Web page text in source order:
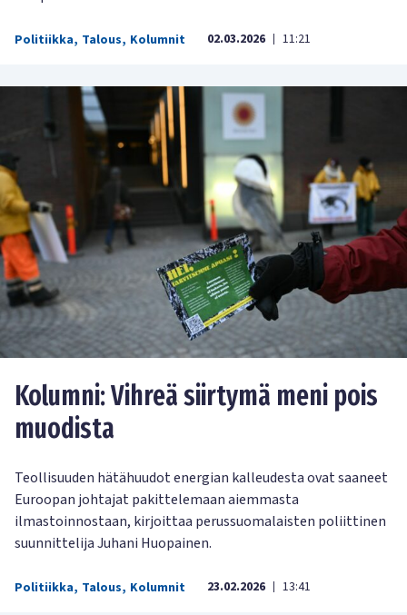
Politiikka, Talous, Kolumnit 02.03.2026 | 11:21
Kolumni: Vihreä siirtymä meni pois
muodista
Teollisuuden hätähuudot energian kalleudesta ovat saaneet
Euroopan johtajat pakittelemaan aiemmasta
ilmastoinnostaan, kirjoittaa perussuomalaisten poliittinen
suunnittelija Juhani Huopainen.
Politiikka, Talous, Kolumnit 23.02.2026 | 13:41